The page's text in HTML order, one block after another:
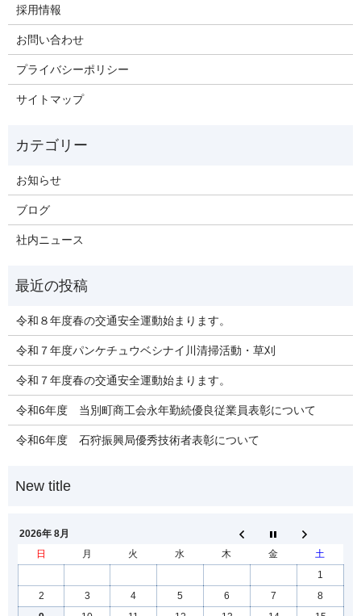
採用情報
お問い合わせ
プライバシーポリシー
サイトマップ
お知らせ
ブログ
社内ニュース
令和８年度春の交通安全運動始まります。
令和７年度パンケチュウベシナイ川清掃活動・草刈
令和７年度春の交通安全運動始まります。
令和6年度 当別町商工会永年勤続優良従業員表彰について
令和6年度 石狩振興局優秀技術者表彰について
2026年 8月
日
月 火 水 木 金
土
1
2
3 4 5 6 7
8